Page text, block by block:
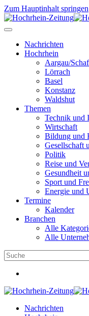
Zum Hauptinhalt springen
Nachrichten
Hochrhein
Aargau/
Lörrach
Basel
Konstanz
Waldshut
Themen
Technik und
Wirtschaft
Bildung und
Gesellschaft
Politik
Reise und
Gesundheit
Sport und
Energie und
Termine
Kalender
Branchen
Alle
Alle
Nachrichten